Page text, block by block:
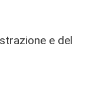
e del